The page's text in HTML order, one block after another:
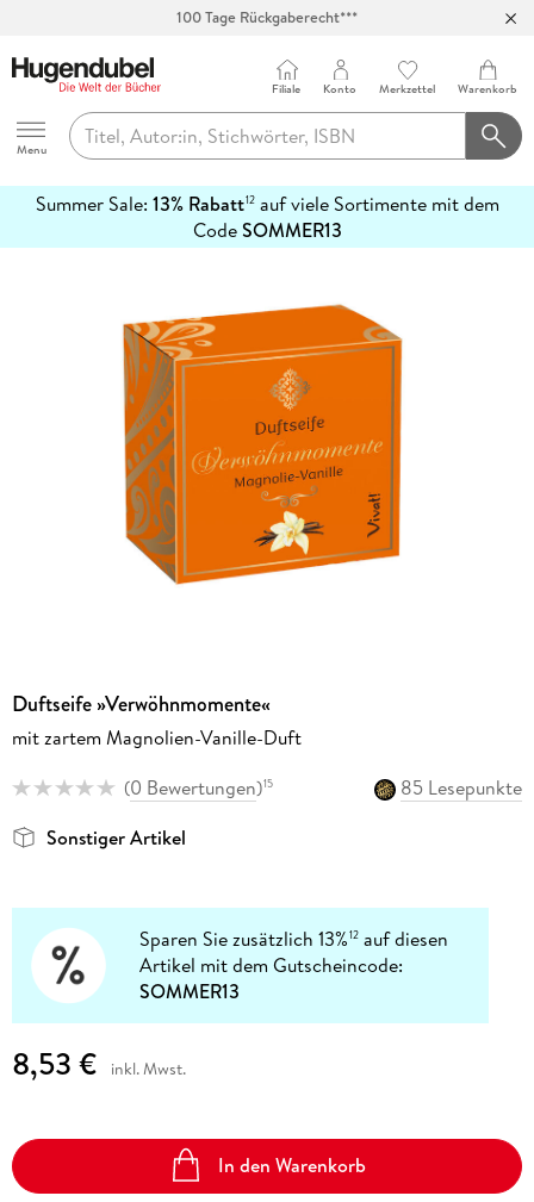
100 Tage Rückgaberecht***
Hugendubel
Menu
Filiale Konto Merkzettel Warenkorb
Summer Sale: 13% Rabatt12auf viele Sortimente mit dem
CodeSOMMER13
erfahren
Duftseife »Verwöhnmomente«
mit zartem Magnolien-Vanille-Duft
(0 Bewertungen)15
85 Lesepunkte
Sonstiger Artikel
Sparen Sie zusätzlich 13%12 auf diesen
Artikel mit dem Gutscheincode:
SOMMER13
8,53 € inkl. Mwst.
In den Warenkorb